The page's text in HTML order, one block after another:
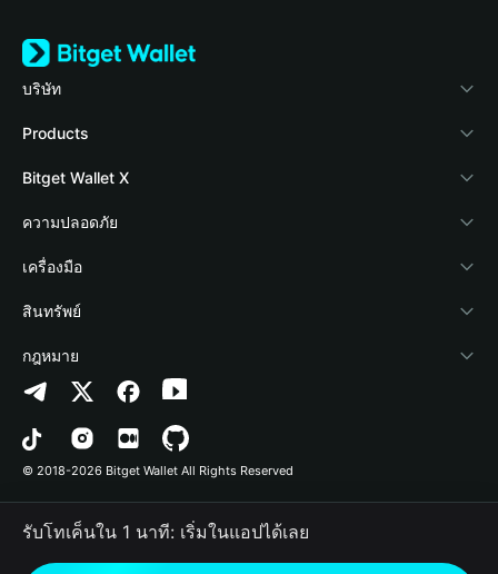
บริษัท
เกี่ยวกับ Bitget Wallet
Blog
Academy
ข่าวสารด้านคริปโต
ศูนย์ช่วยเหลือ
ติดต่อเรา
ทรัพยากรข้อมูลของแบรนด์
อาชีพ
Products
Crypto Card
Stablecoin Earn
Payfi Crypto
Crypto Swap API
Altcoin Season Index
Prediction Markets
DApp
RWA
Bitget Wallet X
นักพัฒนา
เชื่อมต่อ Wallet
Bitget Wallet Pay
ลิสต์โปรเจกต์
ความปลอดภัย
Protection Fund
เทคโนโลยีความปลอดภัย
เครื่องมือ
ซื้อคริปโต
การตรวจจับการอนุญาต
การตรวจจับสัญญา
การโอนเป็นชุด
สินทรัพย์
Arbitrum
Avalanche
Bitcoin
Polygon
กฎหมาย
นโยบายความเป็นส่วนตัว
ข้อตกลงในการใช้บริการ
© 2018-2026 Bitget Wallet All Rights Reserved
รับโทเค็นใน 1 นาที: เริ่มในแอปได้เลย